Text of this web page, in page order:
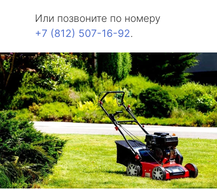
Или позвоните по номеру
+7 (812) 507-16-92.